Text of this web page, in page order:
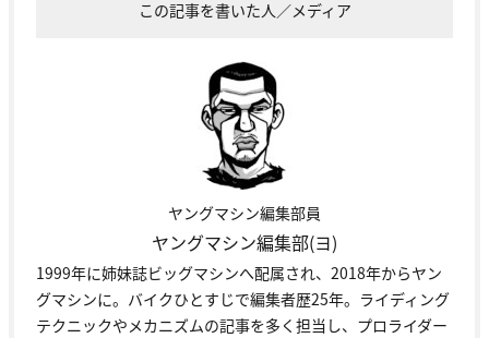
この記事を書いた人／メディア
ヤングマシン編集部員
ヤングマシン編集部(ヨ)
1999年に姉妹誌ビッグマシンへ配属され、2018年からヤン
グマシンに。バイクひとすじで編集者歴25年。ライディング
テクニックやメカニズムの記事を多く担当し、プロライダー